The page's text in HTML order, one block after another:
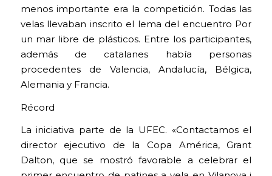
menos importante era la competición. Todas las
velas llevaban inscrito el lema del encuentro Por
un mar libre de plásticos. Entre los participantes,
además de catalanes había personas
procedentes de Valencia, Andalucía, Bélgica,
Alemania y Francia.
Récord
La iniciativa parte de la UFEC. «Contactamos el
director ejecutivo de la Copa América, Grant
Dalton, que se mostró favorable a celebrar el